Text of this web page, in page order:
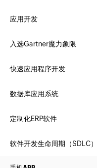
应用开发
入选Gartner魔力象限
快速应用程序开发
数据库应用系统
定制化ERP软件
软件开发生命周期（SDLC）